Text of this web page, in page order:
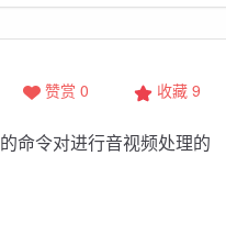
收藏 9
赞赏 0
的命令对进行音视频处理的